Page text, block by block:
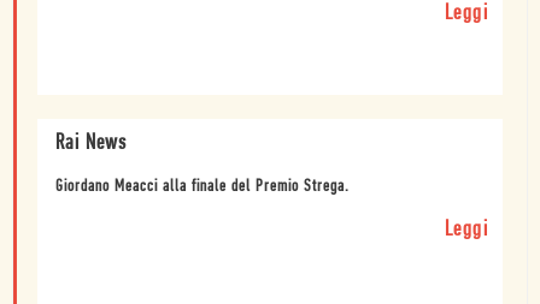
Leggi
Rai News
Giordano Meacci alla finale del Premio Strega.
Leggi